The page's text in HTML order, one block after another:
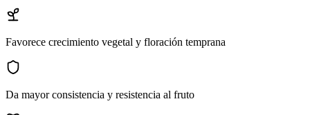
Favorece crecimiento vegetal y floración temprana
Da mayor consistencia y resistencia al fruto